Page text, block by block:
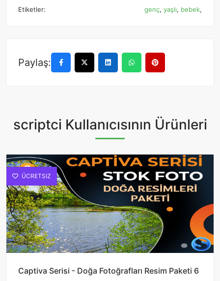
Etiketler: genç, yaşlı, bebek,
Paylaş:
scriptci Kullanıcısının Ürünleri
ÜCRETSIZ
Captiva Serisi - Doğa Fotoğrafları Resim Paketi 6